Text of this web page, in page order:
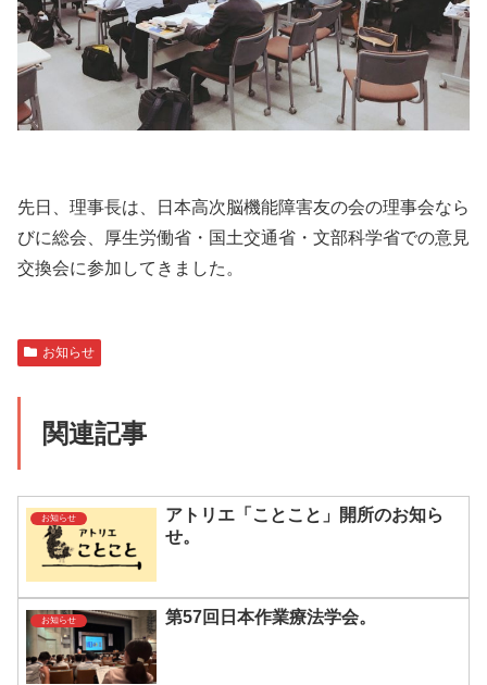
先日、理事長は、日本高次脳機能障害友の会の理事会なら
びに総会、厚生労働省・国土交通省・文部科学省での意見
交換会に参加してきました。
お知らせ
関連記事
お知らせ
アトリエ「ことこと」開所のお知ら
せ。
お知らせ 第57回日本作業療法学会。